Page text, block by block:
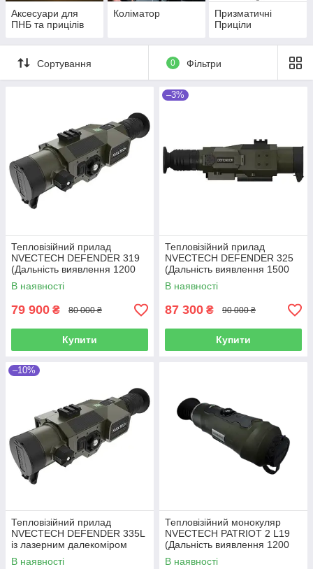
Аксесуари для
ПНБ та прицілів
Коліматор
Призматичні
Приціли
Сортування 0 Фільтри
Тепловізійний прилад
NVECTECH DEFENDER 319
(Дальність виявлення 1200
м)
В наявності
79 900 ₴ 80 000 ₴
Купити
–3%
Тепловізійний прилад
NVECTECH DEFENDER 325
(Дальність виявлення 1500
м)
В наявності
87 300 ₴ 90 000 ₴
Купити
–10%
Тепловізійний прилад
NVECTECH DEFENDER 335L
із лазерним далекоміром
(Дальність виявлення 2000
В наявності
Тепловізійний монокуляр
NVECTECH PATRIOT 2 L19
(Дальність виявлення 1200
м)
В наявності